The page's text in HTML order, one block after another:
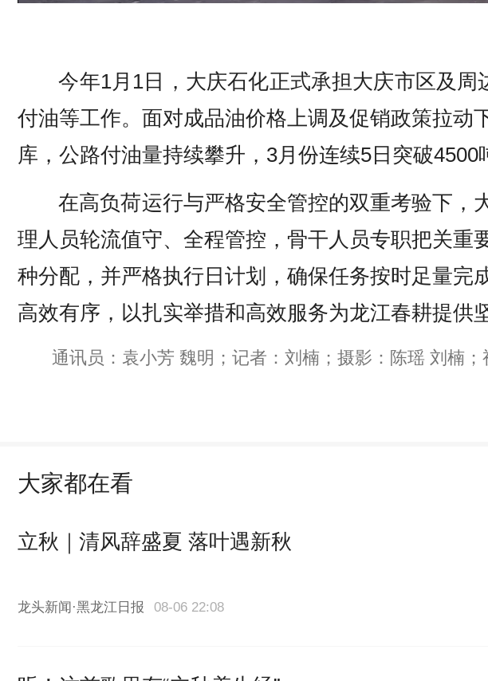
今年1月1日，大庆石化正式承担大庆市区及
付油等工作。面对成品油价格上调及促销政策拉动
库，公路付油量持续攀升，3月份连续5日突破4500
在高负荷运行与严格安全管控的双重考验下，
理人员轮流值守、全程管控，骨干人员专职把关重
种分配，并严格执行日计划，确保任务按时足量完
高效有序，以扎实举措和高效服务为龙江春耕提供
通讯员：袁小芳 魏明；记者：刘楠；摄影：陈瑶 刘楠
大家都在看
立秋｜清风辞盛夏 落叶遇新秋
龙头新闻·黑龙江日报 08-06 22:08